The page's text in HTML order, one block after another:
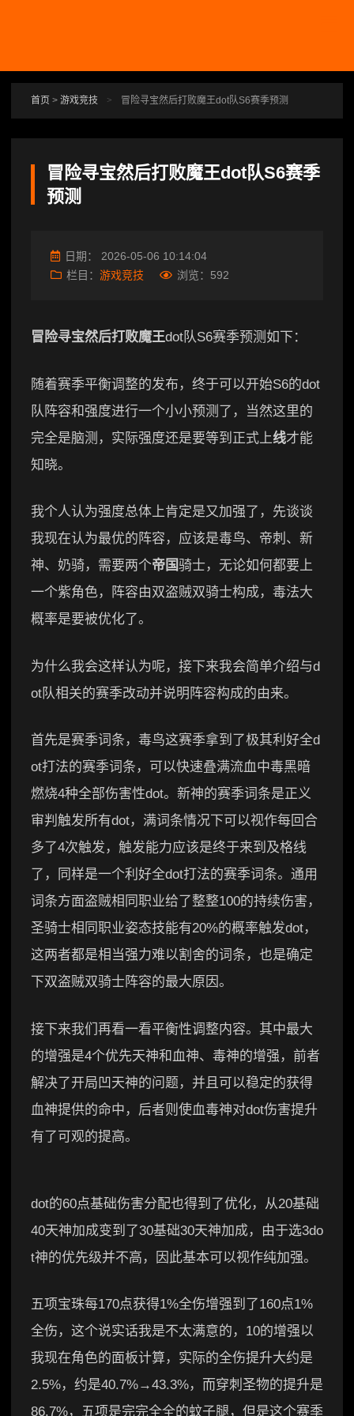
首页 > 游戏竞技 > 冒险寻宝然后打败魔王dot队S6赛季预测
冒险寻宝然后打败魔王dot队S6赛季
预测
日期： 2026-05-06 10:14:04
栏目： 游戏竞技 浏览： 592
冒险寻宝然后打败魔王dot队S6赛季预测如下：
随着赛季平衡调整的发布，终于可以开始S6的dot
队阵容和强度进行一个小小预测了，当然这里的
完全是脑测，实际强度还是要等到正式上线才能
知晓。
我个人认为强度总体上肯定是又加强了，先谈谈
我现在认为最优的阵容，应该是毒鸟、帝刺、新
神、奶骑，需要两个帝国骑士，无论如何都要上
一个紫角色，阵容由双盗贼双骑士构成，毒法大
概率是要被优化了。
为什么我会这样认为呢，接下来我会简单介绍与d
ot队相关的赛季改动并说明阵容构成的由来。
首先是赛季词条，毒鸟这赛季拿到了极其利好全d
ot打法的赛季词条，可以快速叠满流血中毒黑暗
燃烧4种全部伤害性dot。新神的赛季词条是正义
审判触发所有dot，满词条情况下可以视作每回合
多了4次触发，触发能力应该是终于来到及格线
了，同样是一个利好全dot打法的赛季词条。通用
词条方面盗贼相同职业给了整整100的持续伤害，
圣骑士相同职业姿态技能有20%的概率触发dot，
这两者都是相当强力难以割舍的词条，也是确定
下双盗贼双骑士阵容的最大原因。
接下来我们再看一看平衡性调整内容。其中最大
的增强是4个优先天神和血神、毒神的增强，前者
解决了开局凹天神的问题，并且可以稳定的获得
血神提供的命中，后者则使血毒神对dot伤害提升
有了可观的提高。
dot的60点基础伤害分配也得到了优化，从20基础
40天神加成变到了30基础30天神加成，由于选3do
t神的优先级并不高，因此基本可以视作纯加强。
五项宝珠每170点获得1%全伤增强到了160点1%
全伤，这个说实话我是不太满意的，10的增强以
我现在角色的面板计算，实际的全伤提升大约是
2.5%，约是40.7%→43.3%，而穿刺圣物的提升是
86.7%，五项是完完全全的蚊子腿，但是这个赛季